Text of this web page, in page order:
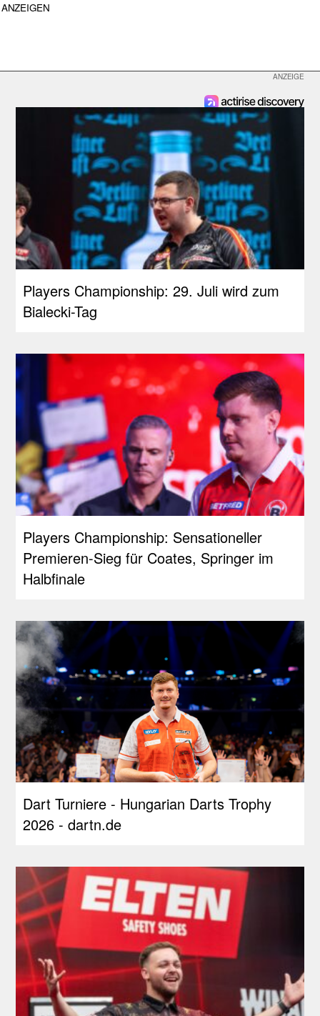
ANZEIGEN
Players Championship: 29. Juli wird zum
Bialecki-Tag
Players Championship: Sensationeller
Premieren-Sieg für Coates, Springer im
Halbfinale
Dart Turniere - Hungarian Darts Trophy
2026 - dartn.de